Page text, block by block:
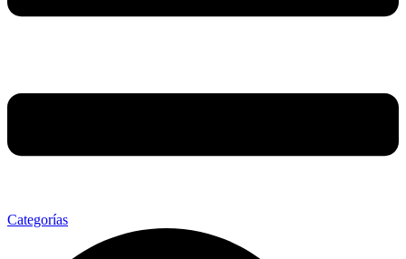
Categorías